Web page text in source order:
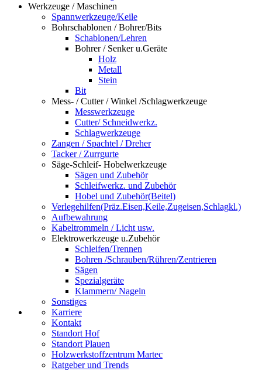
Werkzeuge / Maschinen
Spannwerkzeuge/Keile
Bohrschablonen / Bohrer/Bits
Schablonen/Lehren
Bohrer / Senker u.Geräte
Holz
Metall
Stein
Bit
Mess- / Cutter / Winkel /Schlagwerkzeuge
Messwerkzeuge
Cutter/ Schneidwerkz.
Schlagwerkzeuge
Zangen / Spachtel / Dreher
Tacker / Zurrgurte
Säge-Schleif- Hobelwerkzeuge
Sägen und Zubehör
Schleifwerkz. und Zubehör
Hobel und Zubehör(Beitel)
Verlegehilfen(Präz.Eisen,Keile,Zugeisen,Schlagkl.)
Aufbewahrung
Kabeltrommeln / Licht usw.
Elektrowerkzeuge u.Zubehör
Schleifen/Trennen
Bohren /Schrauben/Rühren/Zentrieren
Sägen
Spezialgeräte
Klammern/ Nageln
Sonstiges
Karriere
Kontakt
Standort Hof
Standort Plauen
Holzwerkstoffzentrum Martec
Ratgeber und Trends